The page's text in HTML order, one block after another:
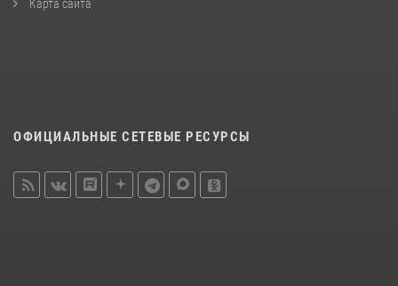
Карта сайта
ОФИЦИАЛЬНЫЕ СЕТЕВЫЕ РЕСУРСЫ